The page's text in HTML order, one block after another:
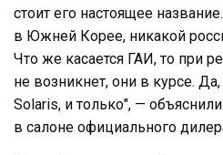
стоит его настоящее
в Южней Корее, никакой
Что же касается ГАИ, то при
не возникнет, они в курсе.
Solaris, и только", —
в салоне официального